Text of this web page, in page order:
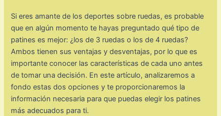
Si eres amante de los deportes sobre ruedas, es probable
que en algún momento te hayas preguntado qué tipo de
patines es mejor: ¿los de 3 ruedas o los de 4 ruedas?
Ambos tienen sus ventajas y desventajas, por lo que es
importante conocer las características de cada uno antes
de tomar una decisión. En este artículo, analizaremos a
fondo estas dos opciones y te proporcionaremos la
información necesaria para que puedas elegir los patines
más adecuados para ti.